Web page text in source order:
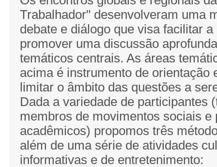
Trabalhador" desenvolveram uma
debate e diálogo que visa facilitar
promover uma discussão
temáticos centrais. As áreas
acima é instrumento de orientação
limitar o âmbito das questões a
Dada a variedade de participantes
membros de movimentos sociais e
acadêmicos) propomos três
além de uma série de atividades
informativas e de entretenimento: